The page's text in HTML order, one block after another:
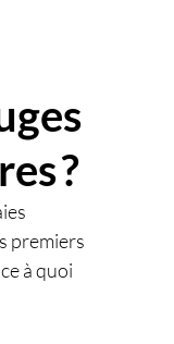
?
premiers
à quoi